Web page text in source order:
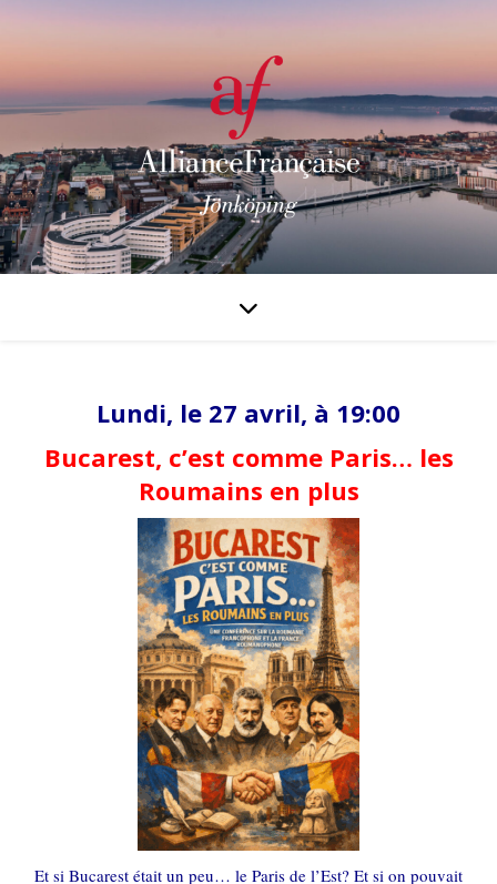
Lundi, le 27 avril, à 19:00
Bucarest, c’est comme Paris… les
Roumains en plus
Et si Bucarest était un peu… le Paris de l’Est? Et si on pouvait